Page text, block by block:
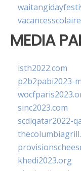
MEDIA
isth2022.com
p2b2pabi2023-
sinc2023.com
scdlqatar2022-
khedi2023.org